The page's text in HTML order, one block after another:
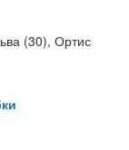
(30), Ортис